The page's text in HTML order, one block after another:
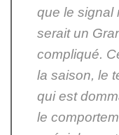
que le signal
serait un
compliqué.
la saison, le
qui est
le